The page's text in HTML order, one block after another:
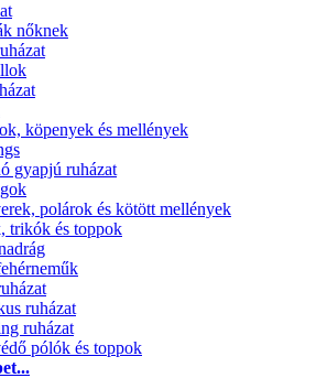
nőknek
köpenyek és mellények
gyapjú ruházat
polárok és kötött mellények
trikók és toppok
ruházat
ruházat
pólók és toppok